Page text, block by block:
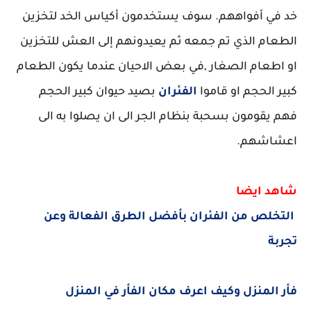
خد في أفواههم. سوف يستخدمون أكياس الخد لتخزين
الطعام الذي تم جمعه ثم يعيدونهم إلى العش للتخزين
او اطعام الصغار ,في بعض الاحيان عندما يكون الطعام
كبير الحجم او قاموا الفئران بصيد حيوان كبير الحجم
فهم يقومون بسحبة بنظام الجر الى ان يصلوا به الى
اعشاشهم.
شاهد ايضا
التخلص من الفئران بأفضل الطرق الفعالة وعن
تجربة
فأر المنزل وكيف اعرف مكان الفأر في المنزل